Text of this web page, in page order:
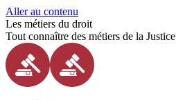
Aller au contenu
Les métiers du droit
Tout connaître des métiers de la Justice